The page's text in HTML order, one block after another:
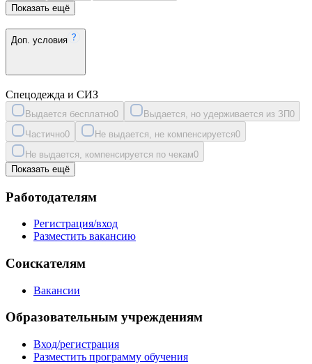
Показать ещё
Доп. условия
Спецодежда и СИЗ
Выдается бесплатно0 Выдается, но удерживается из ЗП0
Частично0 Не выдается, не компенсируется0
Не выдается, компенсируется по чекам0
Показать ещё
Работодателям
Регистрация/вход
Разместить вакансию
Соискателям
Вакансии
Образовательным учреждениям
Вход/регистрация
Разместить программу обучения